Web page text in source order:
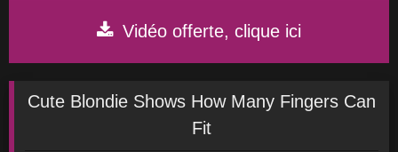
Vidéo offerte, clique ici
Cute Blondie Shows How Many Fingers Can
Fit